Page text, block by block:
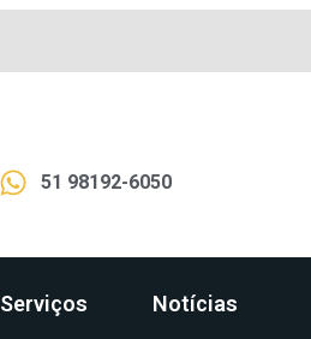
51 98192-6050
Serviços Notícias